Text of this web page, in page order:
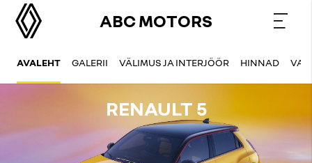
ABC MOTORS
AVALEHT GALERII VÄLIMUS JA INTERJÖÖR HINNAD
RENAULT 5